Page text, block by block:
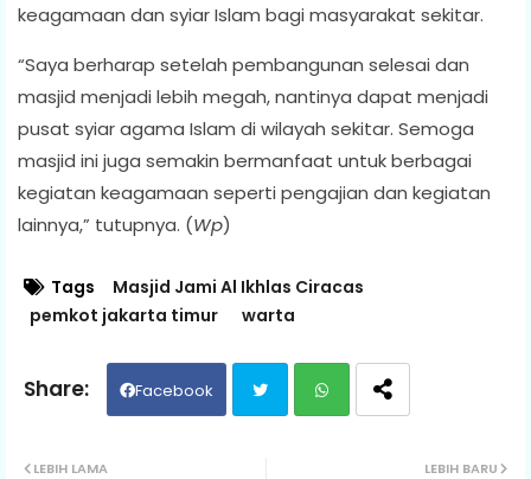
keagamaan dan syiar Islam bagi masyarakat sekitar.
“Saya berharap setelah pembangunan selesai dan
masjid menjadi lebih megah, nantinya dapat menjadi
pusat syiar agama Islam di wilayah sekitar. Semoga
masjid ini juga semakin bermanfaat untuk berbagai
kegiatan keagamaan seperti pengajian dan kegiatan
lainnya,” tutupnya. (Wp)
Tags
Masjid Jami Al Ikhlas Ciracas
pemkot jakarta timur
warta
Facebook
LEBIH BARU
LEBIH LAMA